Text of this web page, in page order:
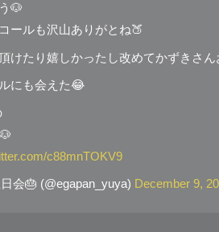
🐶
ールも沢山ありがとね🍑
けたり嬉しかったし改めてかずきさ
にも会えた😂
c88mnTOKV9
会🎂 (@egapan_yuya) December 9,